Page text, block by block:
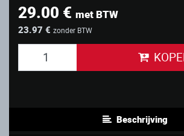
29.00 € met BTW
23.97 € zonder BTW
Beschrijving